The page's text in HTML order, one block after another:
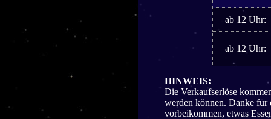
ab 12 Uhr:
ab 12 Uhr:
HINWEIS:
Die Verkaufserlöse
werden können. Danke für
vorbeikommen, etwas